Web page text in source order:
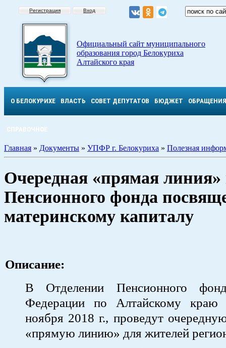
Регистрация Вход
Официальный сайт муниципального
образования город Белокуриха
Алтайского края
О БЕЛОКУРИХЕ ВЛАСТЬ СОВЕТ ДЕПУТАТОВ БЮДЖЕТ ОБРАЩЕНИЯ
СПРАВОЧНОЕ
Главная » Документы » УПФР г. Белокуриха » Полезная
Очередная «прямая линия»
Пенсионного фонда
материнскому капиталу
Описание:
В Отделении Пенсионного
Федерации по Алтайскому краю
ноября 2018 г., проведут
«прямую линию» для жителей